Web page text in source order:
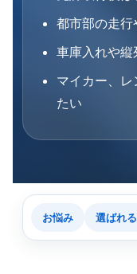
都市部の走行
車庫入れや
マイカー、
たい
お悩み 選ばれ